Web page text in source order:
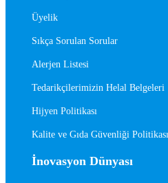
Üyelik
Sıkça Sorulan Sorular
Alerjen Listesi
Tedarikçilerimizin Helal Belgeleri
Hijyen Politikası
Kalite ve Gıda Güvenliği Politikası
İnovasyon Dünyası